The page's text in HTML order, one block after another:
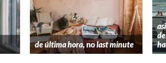
de última hora, nolast minute